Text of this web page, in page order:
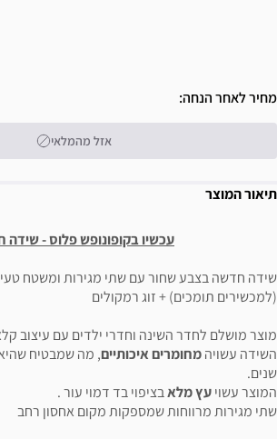
מחיר לאחר הנחה
אזל מהמלאי
תיאור המוצר
עכשיו בקופונופש פלוס - שידה
שידה חדשה בצבע שחור עם שתי מגירות ומשטח
(למכשירים תומכים) + זוג רמקולים
מוצר מושלם לחדר השינה וחדרי ילדים עם עיצוב
השידה עשויהמחומרים איכותיים, מה שמבטיח
שנים.
המוצר עשויעץ מלאבציפוי בד דמוי עור .
שתי מגירות מרווחות שמספקות מקום אחסון רחב